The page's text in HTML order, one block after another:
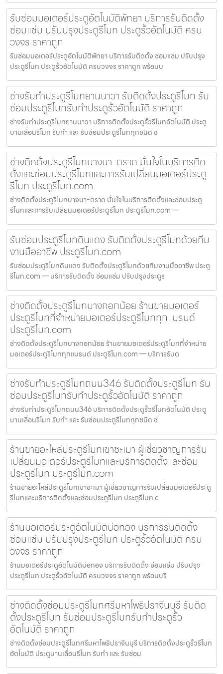
รับซ่อมมอเตอร์ประตูอัตโนมัติพัทยา บริการรับติดตั้ง
ซ่อมแซ่ม ปรับปรุงประตูรีโมท ประตูรั้วอัตโนมัติ ครบ
วงจร ราคาถูก
รับซ่อมมอเตอร์ประตูอัตโนมัติพัทยา บริการรับติดตั้ง ซ่อมแซ่ม ปรับปรุง
ประตูรีโมท ประตูรั้วอัตโนมัติ ครบวงจร ราคาถูก พร้อมบ
ช่างรับทำประตูรีโมทยานนาวา รับติดตั้งประตูรีโมท รับ
ซ่อมประตูรีโมทรับทำประตูรั้วอัตโนมัติ ราคาถูก
ช่างรับทำประตูรีโมทยานนาวา บริการติดตั้งประตูรั้วรีโมทอัตโนมัติ ประตู
บานเลื่อนรีโมท รับทำ และ รับซ่อมประตูรีโมททุกชนิด ช
ช่างติดตั้งประตูรีโมทบางนา-ตราด มั่นใจในบริการติด
ตั้งและซ่อมประตูรีโมทและการรับเปลี่ยนมอเตอร์ประตู
รีโมท ประตูรีโมท.com
ช่างติดตั้งประตูรีโมทบางนา-ตราด มั่นใจในบริการติดตั้งและซ่อมประตู
รีโมทและการรับเปลี่ยนมอเตอร์ประตูรีโมท ประตูรีโมท.com —
รับซ่อมประตูรีโมทดินแดง รับติดตั้งประตูรีโมทด้วยทีม
งานมืออาชีพ ประตูรีโมท.com
รับซ่อมประตูรีโมทดินแดง รับติดตั้งประตูรีโมทด้วยทีมงานมืออาชีพ ประตู
รีโมท.com — บริการรับติดตั้ง ซ่อมแซ่ม ปรับปรุงประตูร
ช่างติดตั้งประตูรีโมทบางกอกน้อย ร้านขายมอเตอร์
ประตูรีโมทที่จำหน่ายมอเตอร์ประตูรีโมททุกแบรนด์
ประตูรีโมท.com
ช่างติดตั้งประตูรีโมทบางกอกน้อย ร้านขายมอเตอร์ประตูรีโมทที่จำหน่าย
มอเตอร์ประตูรีโมททุกแบรนด์ ประตูรีโมท.com — บริการรับต
ช่างรับทำประตูรีโมทถนน346 รับติดตั้งประตูรีโมท รับ
ซ่อมประตูรีโมทรับทำประตูรั้วอัตโนมัติ ราคาถูก
ช่างรับทำประตูรีโมทถนน346 บริการติดตั้งประตูรั้วรีโมทอัตโนมัติ ประตู
บานเลื่อนรีโมท รับทำ และ รับซ่อมประตูรีโมททุกชนิด ช่
ร้านขายอะไหล่ประตูรีโมทเขาชะเมา ผู้เชี่ยวชาญการรับ
เปลี่ยนมอเตอร์ประตูรีโมทและบริการติดตั้งและซ่อม
ประตูรีโมท ประตูรีโมท.com
ร้านขายอะไหล่ประตูรีโมทเขาชะเมา ผู้เชี่ยวชาญการรับเปลี่ยนมอเตอร์ประตู
รีโมทและบริการติดตั้งและซ่อมประตูรีโมท ประตูรีโมท.c
ร้านมอเตอร์ประตูอัตโนมัติบ่อทอง บริการรับติดตั้ง
ซ่อมแซ่ม ปรับปรุงประตูรีโมท ประตูรั้วอัตโนมัติ ครบ
วงจร ราคาถูก
ร้านมอเตอร์ประตูอัตโนมัติบ่อทอง บริการรับติดตั้ง ซ่อมแซ่ม ปรับปรุง
ประตูรีโมท ประตูรั้วอัตโนมัติ ครบวงจร ราคาถูก พร้อมบริ
ช่างติดตั้งซ่อมประตูรีโมทศรีมหาโพธิปราจีนบุรี รับติด
ตั้งประตูรีโมท รับซ่อมประตูรีโมทรับทำประตูรั้ว
อัตโนมัติ ราคาถูก
ช่างติดตั้งซ่อมประตูรีโมทศรีมหาโพธิปราจีนบุรี บริการติดตั้งประตูรั้วรีโมท
อัตโนมัติ ประตูบานเลื่อนรีโมท รับทำ และ รับซ่อม